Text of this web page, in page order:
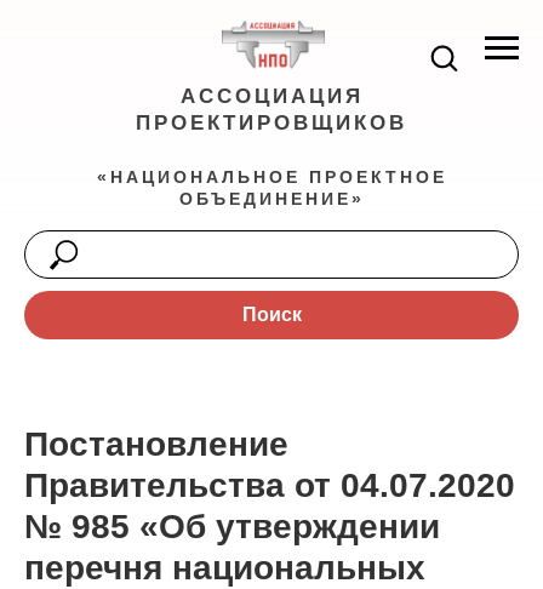
АССОЦИАЦИЯ
ПРОЕКТИРОВЩИКОВ
«НАЦИОНАЛЬНОЕ ПРОЕКТНОЕ
ОБЪЕДИНЕНИЕ»
Поиск
Постановление
Правительства от 04.07.2020
№ 985 «Об утверждении
перечня национальных